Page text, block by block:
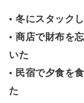
• 冬にスタック
• 商店で財布を
いた
• 民宿で夕食を
た